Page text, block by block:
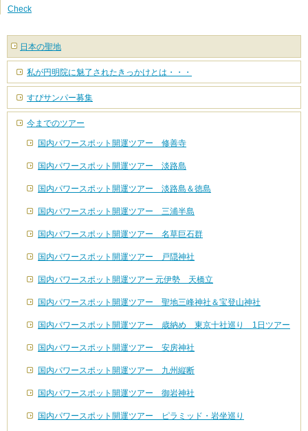
Check
日本の聖地
私が円明院に魅了されたきっかけとは・・・
すぴサンパー募集
今までのツアー
国内パワースポット開運ツアー 修善寺
国内パワースポット開運ツアー 淡路島
国内パワースポット開運ツアー 淡路島＆徳島
国内パワースポット開運ツアー 三浦半島
国内パワースポット開運ツアー 名草巨石群
国内パワースポット開運ツアー 戸隠神社
国内パワースポット開運ツアー 元伊勢 天橋立
国内パワースポット開運ツアー 聖地三峰神社＆宝登山神社
国内パワースポット開運ツアー 歳納め 東京十社巡り 1日ツアー
国内パワースポット開運ツアー 安房神社
国内パワースポット開運ツアー 九州縦断
国内パワースポット開運ツアー 御岩神社
国内パワースポット開運ツアー ピラミッド・岩坐巡り